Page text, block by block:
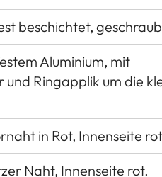
beschichtet,
Aluminium, mit
Ringapplik um die
in Rot, Innenseite
Naht, Innenseite rot.